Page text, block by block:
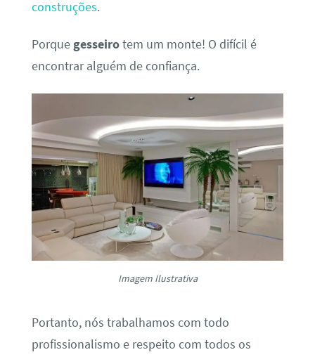
construções.
Porquegesseirotem um monte! O difícil é
encontrar alguém de confiança.
Imagem Ilustrativa
Portanto, nós trabalhamos com todo
profissionalismo e respeito com todos os